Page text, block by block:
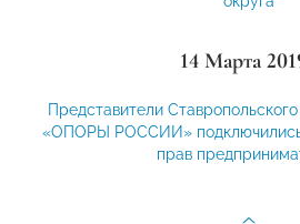
14 Марта
Представители
«ОПОРЫ РОССИИ» подключились
прав